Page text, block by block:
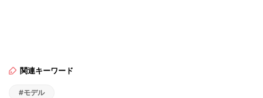
関連キーワード
#モデル